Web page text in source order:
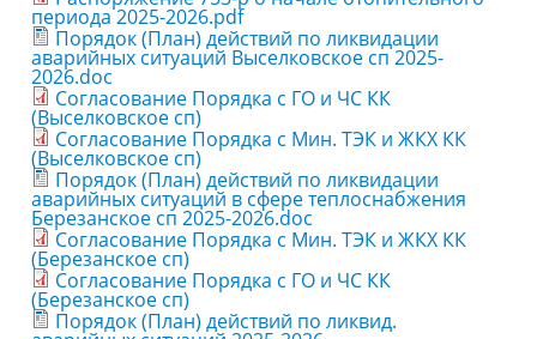
периода 2025-2026.pdf
Порядок (План) действий по ликвидации
аварийных ситуаций Выселковское сп 2025-
2026.doc
Согласование Порядка с ГО и ЧС КК
(Выселковское сп)
Согласование Порядка с Мин. ТЭК и ЖКХ КК
(Выселковское сп)
Порядок (План) действий по ликвидации
аварийных ситуаций в сфере теплоснабжения
Березанское сп 2025-2026.doc
Согласование Порядка с Мин. ТЭК и ЖКХ КК
(Березанское сп)
Согласование Порядка с ГО и ЧС КК
(Березанское сп)
Порядок (План) действий по ликвид.